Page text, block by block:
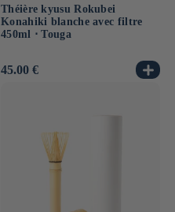
Théière kyusu Rokubei
Konahiki blanche avec filtre
450ml ⋅ Touga
Prix
45.00 €